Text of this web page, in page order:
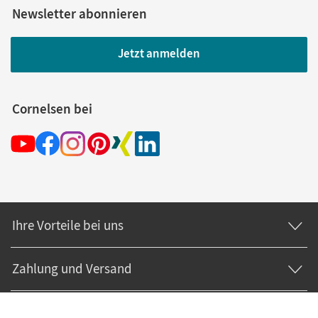
Newsletter abonnieren
Jetzt anmelden
Cornelsen bei
Ihre Vorteile bei uns
Zahlung und Versand